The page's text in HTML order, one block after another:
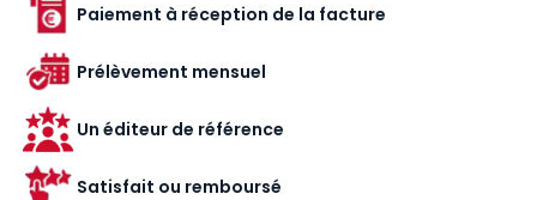
Paiement à réception de la facture
Prélèvement mensuel
Un éditeur de référence
Satisfait ou remboursé